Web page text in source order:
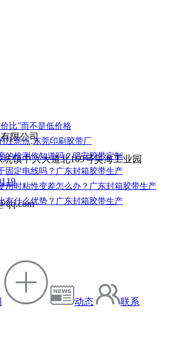
比”而不是低价格
注意点,东莞印刷胶带厂
的检测你知道吗？明安胶带定制
固定电线吗？广东封箱胶带生产
用时粘性变差怎么办？广东封箱胶带生产
有什么优势？广东封箱胶带生产
限公司
镇中兴大道北169号昊海工业园
动态 联系